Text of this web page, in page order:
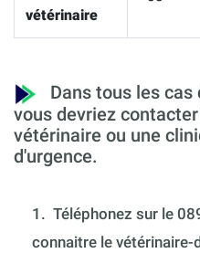
vétérinaire
Dans tous les cas
vous devriez
vétérinaire ou une
d'urgence.
1. Téléphonez sur le
connaitre le